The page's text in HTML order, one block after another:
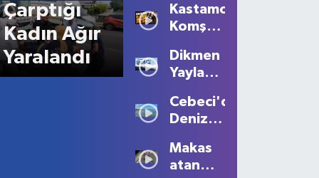
Çarptığı
Kadın Ağır
Yaralandı
Kastamonu'da
Komşu
Kanlı
Bitti: 1
Ölü, 2
Yaralı!
Dikmen
Yaylası'nda
Büyüledi:
Kartpostallık
Manzaralar
Oluştu
Cebeci'de
Deniz
Tüm
Güzelliğiyle
Makas
atan